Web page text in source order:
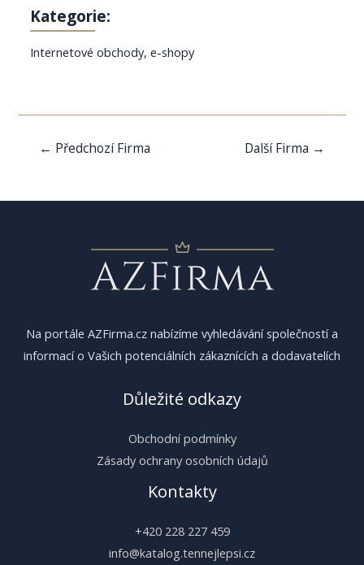
Kategorie:
Internetové obchody, e-shopy
Navigace
← Předchozí Firma Další Firma →
Na portále AZFirma.cz nabízíme vyhledávání společností a
informací o Vašich potenciálních zákaznících a dodavatelích
Důležité odkazy
Obchodní podmínky
Zásady ochrany osobních údajů
Kontakty
+420 228 227 459
info@katalog.tennejlepsi.cz